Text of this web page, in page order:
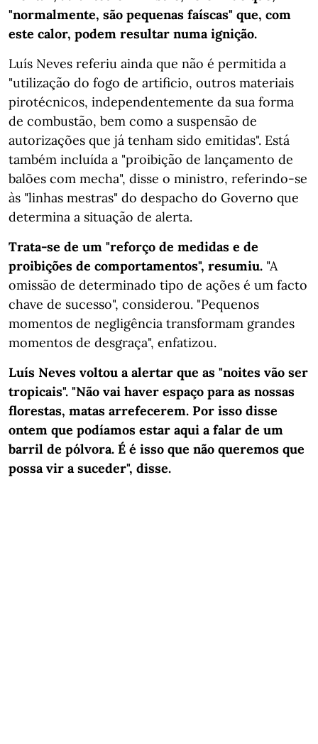
"normalmente, são pequenas faíscas" que, com
este calor, podem resultar numa ignição.
Luís Neves referiu ainda que não é permitida a
"utilização do fogo de artificio, outros materiais
pirotécnicos, independentemente da sua forma
de combustão, bem como a suspensão de
autorizações que já tenham sido emitidas". Está
também incluída a "proibição de lançamento de
balões com mecha", disse o ministro, referindo-se
às "linhas mestras" do despacho do Governo que
determina a situação de alerta.
Trata-se de um "reforço de medidas e de
proibições de comportamentos", resumiu. "A
omissão de determinado tipo de ações é um facto
chave de sucesso", considerou. "Pequenos
momentos de negligência transformam grandes
momentos de desgraça", enfatizou.
Luís Neves voltou a alertar que as "noites vão ser
tropicais". "Não vai haver espaço para as nossas
florestas, matas arrefecerem. Por isso disse
ontem que podíamos estar aqui a falar de um
barril de pólvora. É é isso que não queremos que
possa vir a suceder", disse.